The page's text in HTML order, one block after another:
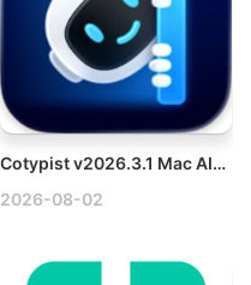
Cotypist v2026.3.1 Mac AI写作助手破解版
2026-08-02